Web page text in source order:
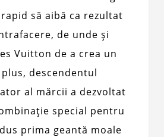
să aibă ca rezultat
de unde și
Vuitton de a crea un
descendentul
al mărcii a dezvoltat
special pentru
prima geantă moale